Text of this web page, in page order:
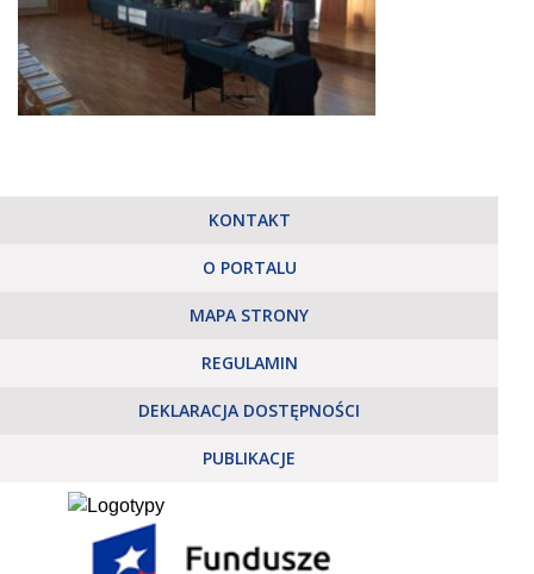
KONTAKT
O PORTALU
MAPA STRONY
REGULAMIN
DEKLARACJA DOSTĘPNOŚCI
PUBLIKACJE